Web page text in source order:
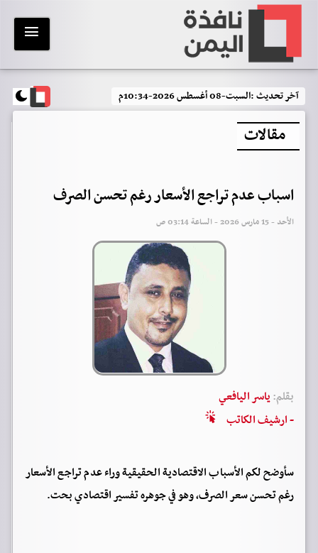
آخر تحديث :السبت-08 أغسطس 2026-10:34م
مقالات
اسباب عدم تراجع الأسعار رغم تحسن الصرف
الأحد - 15 مارس 2026 - الساعة 03:14 ص
بقلم:ياسر اليافعي
- ارشيف الكاتب
سأوضح لكم الأسباب الاقتصادية الحقيقية وراء عدم تراجع الأسعار
رغم تحسن سعر الصرف، وهو في جوهره تفسير اقتصادي بحت.